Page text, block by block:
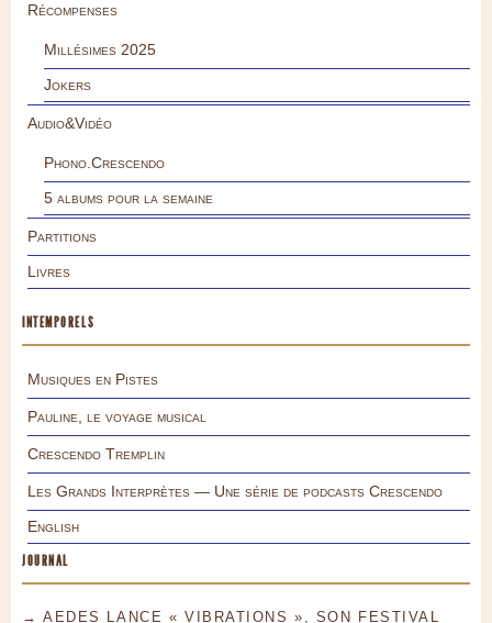
Récompenses
Millésimes 2025
Jokers
Audio&Vidéo
Phono.Crescendo
5 albums pour la semaine
Partitions
Livres
INTEMPORELS
Musiques en Pistes
Pauline, le voyage musical
Crescendo Tremplin
Les Grands Interprètes — Une série de podcasts Crescendo
English
JOURNAL
→ AEDES LANCE « VIBRATIONS », SON FESTIVAL